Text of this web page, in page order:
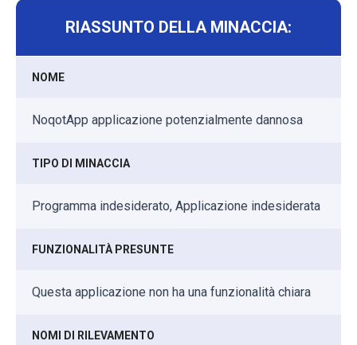
RIASSUNTO DELLA MINACCIA:
NOME
NoqotApp applicazione potenzialmente dannosa
TIPO DI MINACCIA
Programma indesiderato, Applicazione indesiderata
FUNZIONALITÀ PRESUNTE
Questa applicazione non ha una funzionalità chiara
NOMI DI RILEVAMENTO